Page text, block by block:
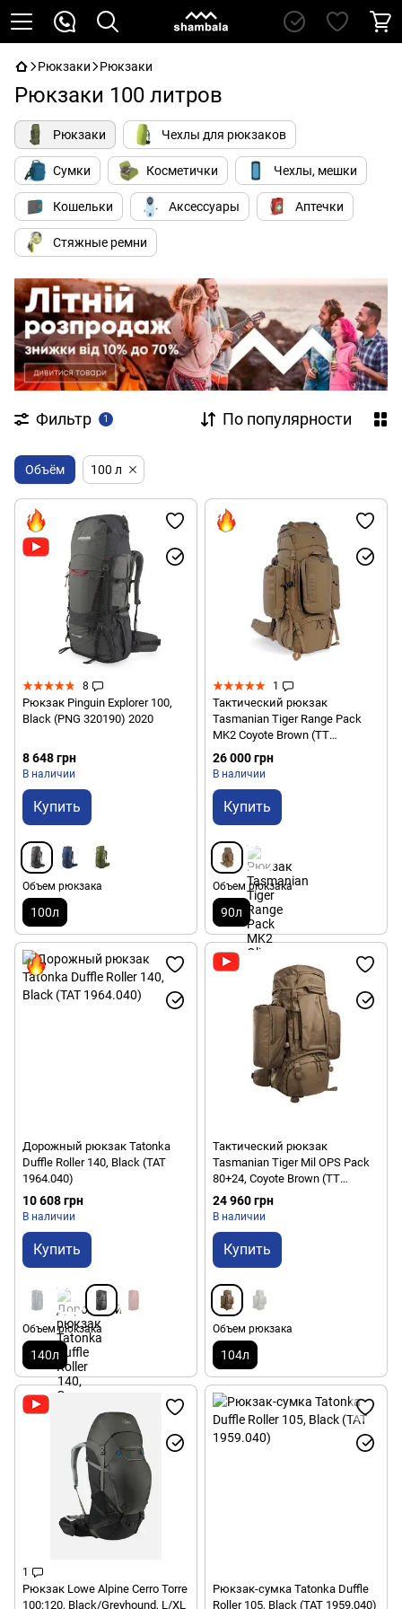
Рюкзаки Рюкзаки
Рюкзаки 100 литров
Рюкзаки Чехлы для рюкзаков
Сумки Косметички Чехлы, мешки
Кошельки Аксессуары Аптечки
Стяжные ремни
Фильтр 1 По популярности
Объём 100 л
8
Рюкзак Pinguin Explorer 100,
Black (PNG 320190) 2020
8 648 грн
В наличии
Купить
Объем рюкзака
100л
1
Тактический рюкзак
Tasmanian Tiger Range Pack
MK2 Coyote Brown (TT
7605.346)
26 000 грн
В наличии
Купить
Объем рюкзака
90л
Дорожный рюкзак Tatonka
Duffle Roller 140, Black (TAT
1964.040)
10 608 грн
В наличии
Купить
Объем рюкзака
140л
Тактический рюкзак
Tasmanian Tiger Mil OPS Pack
80+24, Coyote Brown (TT
7324.346)
24 960 грн
В наличии
Купить
Объем рюкзака
104л
1
Рюкзак Lowe Alpine Cerro Torre
100:120, Black/Greyhound, L/XL
Рюкзак-сумка Tatonka Duffle
Roller 105, Black (TAT 1959.040)